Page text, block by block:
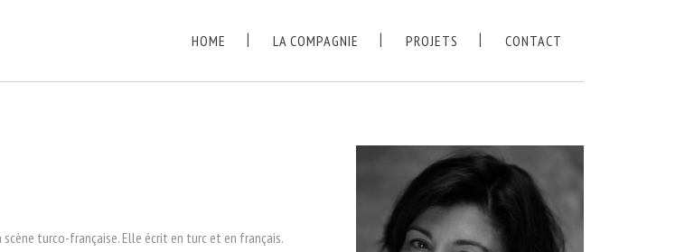
HOME LA COMPAGNIE PROJETS CONTACT
turco-française. Elle écrit en turc et en français.